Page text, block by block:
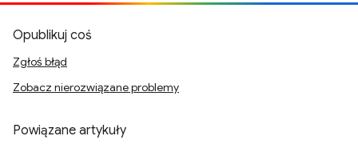
Opublikuj coś
Zgłoś błąd
Zobacz nierozwiązane problemy
Powiązane artykuły